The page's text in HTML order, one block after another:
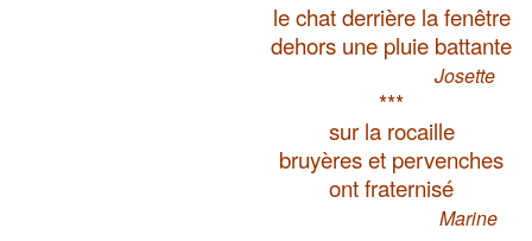
le chat derrière la fenêtre
dehors une pluie battante
Josette
***
sur la rocaille
bruyères et pervenches
ont fraternisé
Marine